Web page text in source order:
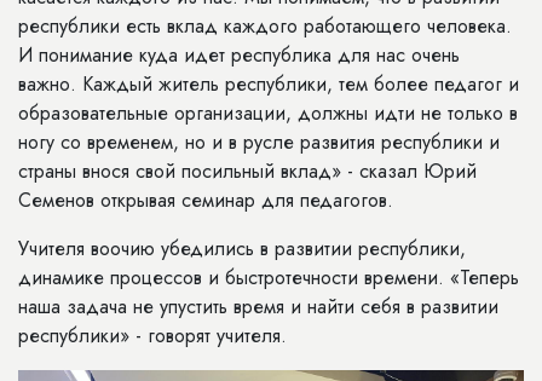
республики есть вклад каждого работающего человека.
И понимание куда идет республика для нас очень
важно. Каждый житель республики, тем более педагог и
образовательные организации, должны идти не только в
ногу со временем, но и в русле развития республики и
страны внося свой посильный вклад» - сказал Юрий
Семенов открывая семинар для педагогов.
Учителя воочию убедились в развитии республики,
динамике процессов и быстротечности времени. «Теперь
наша задача не упустить время и найти себя в развитии
республики» - говорят учителя.